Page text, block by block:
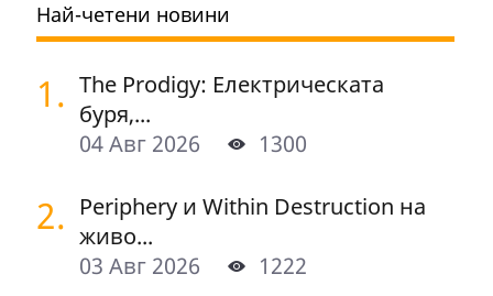
Най-четени новини
1. The Prodigy: Електрическата
буря,...
04 Авг 2026
1300
2. Periphery и Within Destruction на
живо...
03 Авг 2026
1222